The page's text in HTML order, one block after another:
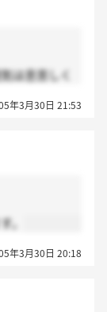
は息苦しく
します。社
年3月30日 21:53
。
年3月30日 20:18